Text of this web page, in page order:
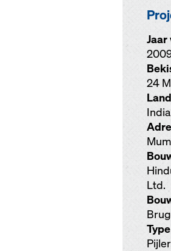
24
Land
India
Ltd.